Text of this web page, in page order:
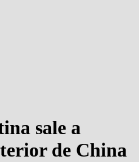
sale a
de China